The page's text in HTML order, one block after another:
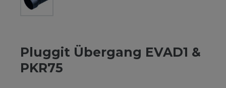
Pluggit Übergang EVAD1 &
PKR75